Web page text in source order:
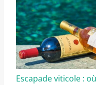
Escapade viticole :